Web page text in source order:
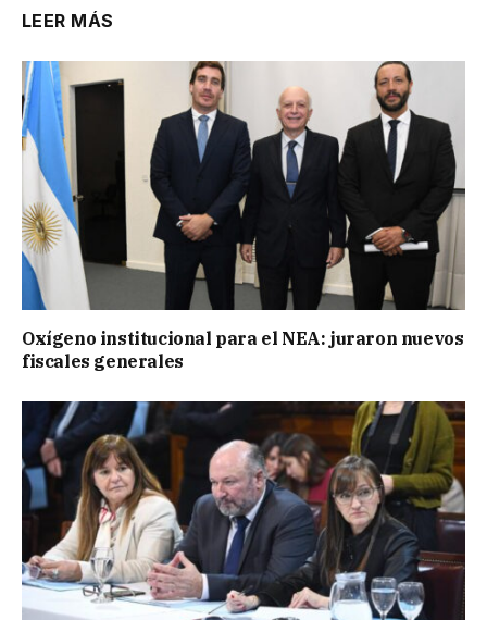
LEER MÁS
Oxígeno institucional para el NEA: juraron nuevos
fiscales generales